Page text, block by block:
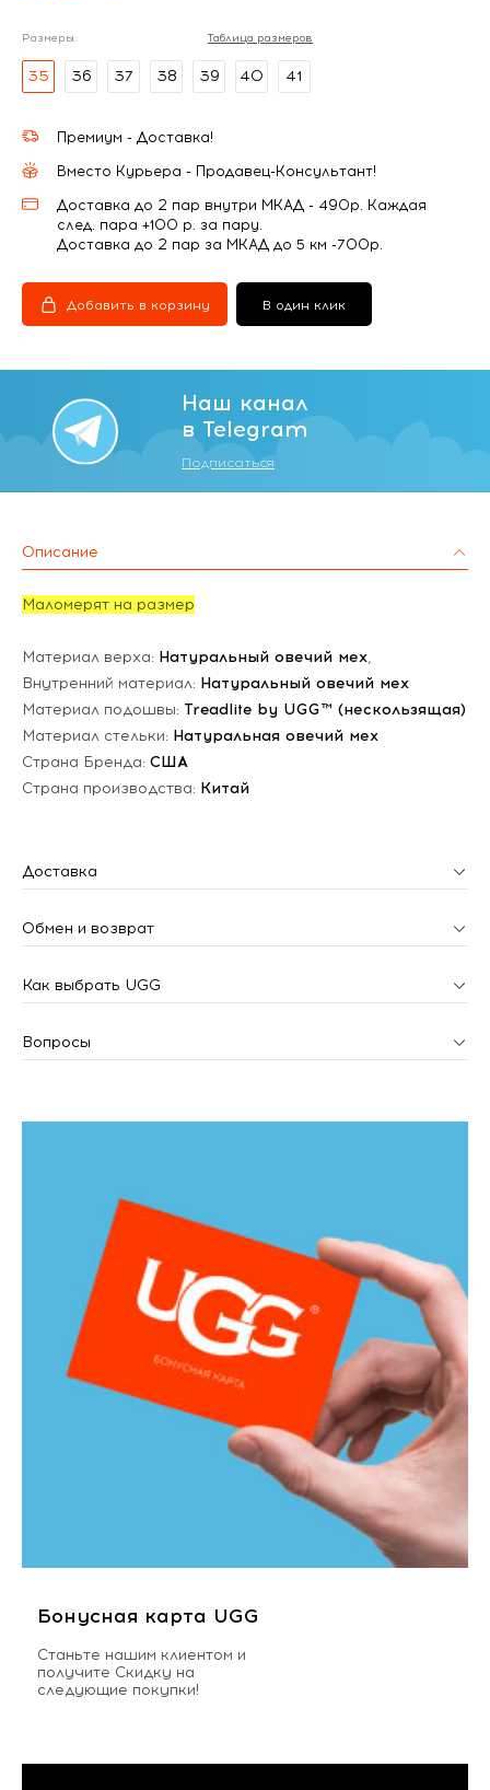
Размеры: Таблица размеров
35 36 37 38 39 40 41
Премиум - Доставка!
Вместо Курьера - Продавец-Консультант!
Доставка до 2 пар внутри МКАД - 490р. Каждая
след. пара +100 р. за пару.
Доставка до 2 пар за МКАД до 5 км -700р.
Добавить в корзину В один клик
Наш канал
в Telegram
Подписаться
Описание
Маломерят на размер
Материал верха: Натуральный овечий мех,
Внутренний материал: Натуральный овечий мех
Материал подошвы: Treadlite by UGG™ (нескользящая)
Материал стельки: Натуральная овечий мех
Страна Бренда: США
Страна производства: Китай
Доставка
Обмен и возврат
Как выбрать UGG
Вопросы
Бонусная карта UGG
Станьте нашим клиентом и
получите Скидку на
следующие покупки!